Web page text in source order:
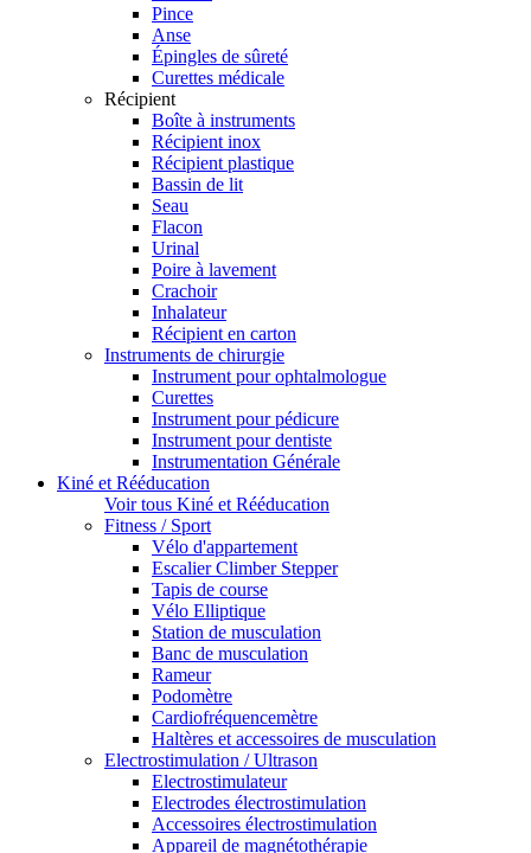
Pince
Anse
Épingles de sûreté
Curettes médicale
Récipient
Boîte à instruments
Récipient inox
Récipient plastique
Bassin de lit
Seau
Flacon
Urinal
Poire à lavement
Crachoir
Inhalateur
Récipient en carton
Instruments de chirurgie
Instrument pour ophtalmologue
Curettes
Instrument pour pédicure
Instrument pour dentiste
Instrumentation Générale
Kiné et Rééducation
Voir tous Kiné et Rééducation
Fitness / Sport
Vélo d'appartement
Escalier Climber Stepper
Tapis de course
Vélo Elliptique
Station de musculation
Banc de musculation
Rameur
Podomètre
Cardiofréquencemètre
Haltères et accessoires de musculation
Electrostimulation / Ultrason
Electrostimulateur
Electrodes électrostimulation
Accessoires électrostimulation
Appareil de magnétothérapie